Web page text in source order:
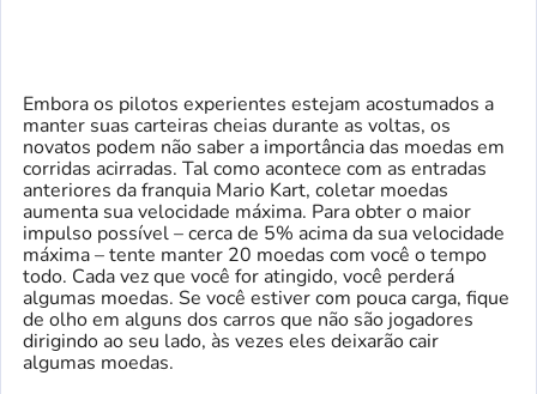
Embora os pilotos experientes estejam acostumados a
manter suas carteiras cheias durante as voltas, os
novatos podem não saber a importância das moedas em
corridas acirradas. Tal como acontece com as entradas
anteriores da franquia Mario Kart, coletar moedas
aumenta sua velocidade máxima. Para obter o maior
impulso possível – cerca de 5% acima da sua velocidade
máxima – tente manter 20 moedas com você o tempo
todo. Cada vez que você for atingido, você perderá
algumas moedas. Se você estiver com pouca carga, fique
de olho em alguns dos carros que não são jogadores
dirigindo ao seu lado, às vezes eles deixarão cair
algumas moedas.